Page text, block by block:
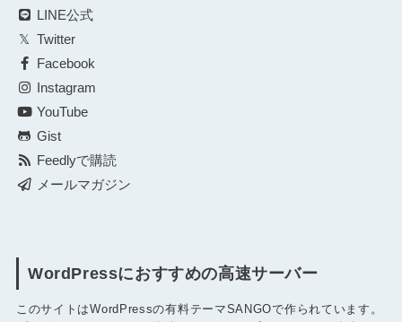
LINE公式
Twitter
Facebook
Instagram
YouTube
Gist
Feedlyで購読
メールマガジン
WordPressにおすすめの高速サーバー
このサイトはWordPressの有料テーマSANGOで作られています。